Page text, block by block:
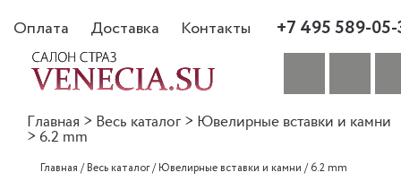
Оплата Доставка Контакты +7 495 589-
Главная > Весь каталог > Ювелирные вставки и камни
> 6.2 mm
Главная /Весь каталог/Ювелирные вставки и камни /6.2 mm